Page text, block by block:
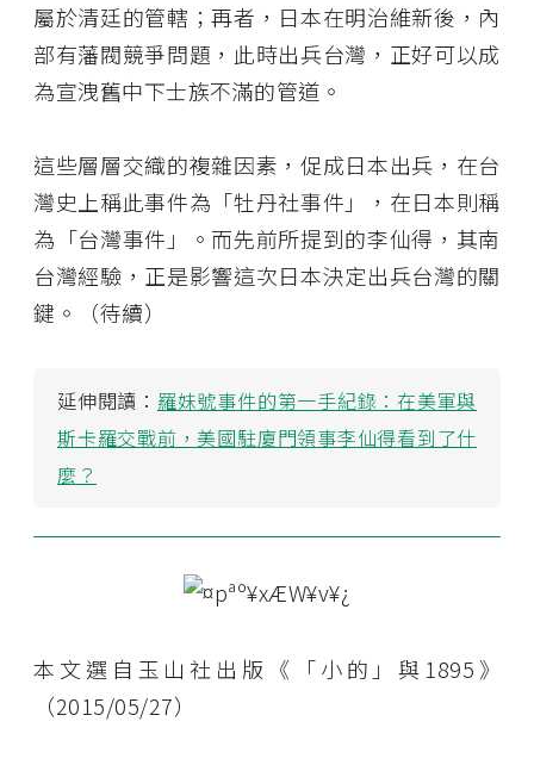
屬於清廷的管轄；再者，日本在明治維新後，內
部有藩閥競爭問題，此時出兵台灣，正好可以成
為宣洩舊中下士族不滿的管道。
這些層層交織的複雜因素，促成日本出兵，在台
灣史上稱此事件為「牡丹社事件」，在日本則稱
為「台灣事件」。而先前所提到的李仙得，其南
台灣經驗，正是影響這次日本決定出兵台灣的關
鍵。（待續）
延伸閱讀： 羅妹號事件的第一手紀錄：在美軍與
斯卡羅交戰前，美國駐廈門領事李仙得看到了什
麼？
本文選自玉山社出版《「小的」與1895》
（2015/05/27）